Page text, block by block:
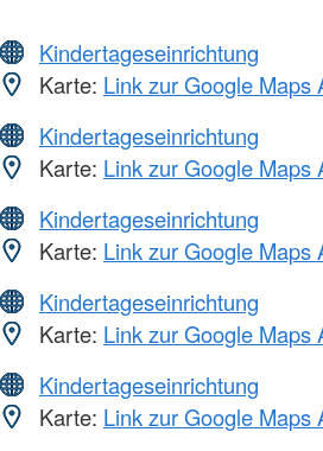
Kindertageseinrichtung
Karte: Link zur Google Maps
Kindertageseinrichtung
Karte: Link zur Google Maps
Kindertageseinrichtung
Karte: Link zur Google Maps
Kindertageseinrichtung
Karte: Link zur Google Maps
Kindertageseinrichtung
Karte: Link zur Google Maps